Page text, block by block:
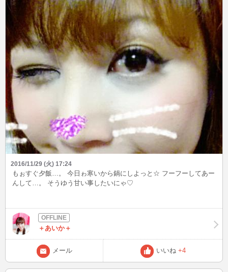
2016/11/29 (火) 17:24
もぉすぐ夕飯…。 今日ゎ寒いから鍋にしよっと☆ フーフーしてあー
んして…。 そうゆう甘い事したいにゃ♡
＋あいか＋
メール いいね +4